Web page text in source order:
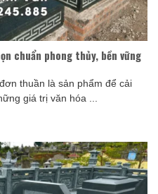
chuẩn phong thủy, bền vững
thuần là sản phẩm để cải
giá trị văn hóa ...